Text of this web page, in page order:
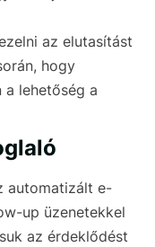
az elutasítást
hogy
lehetőség a
automatizált e-
up üzenetekkel
az érdeklődést